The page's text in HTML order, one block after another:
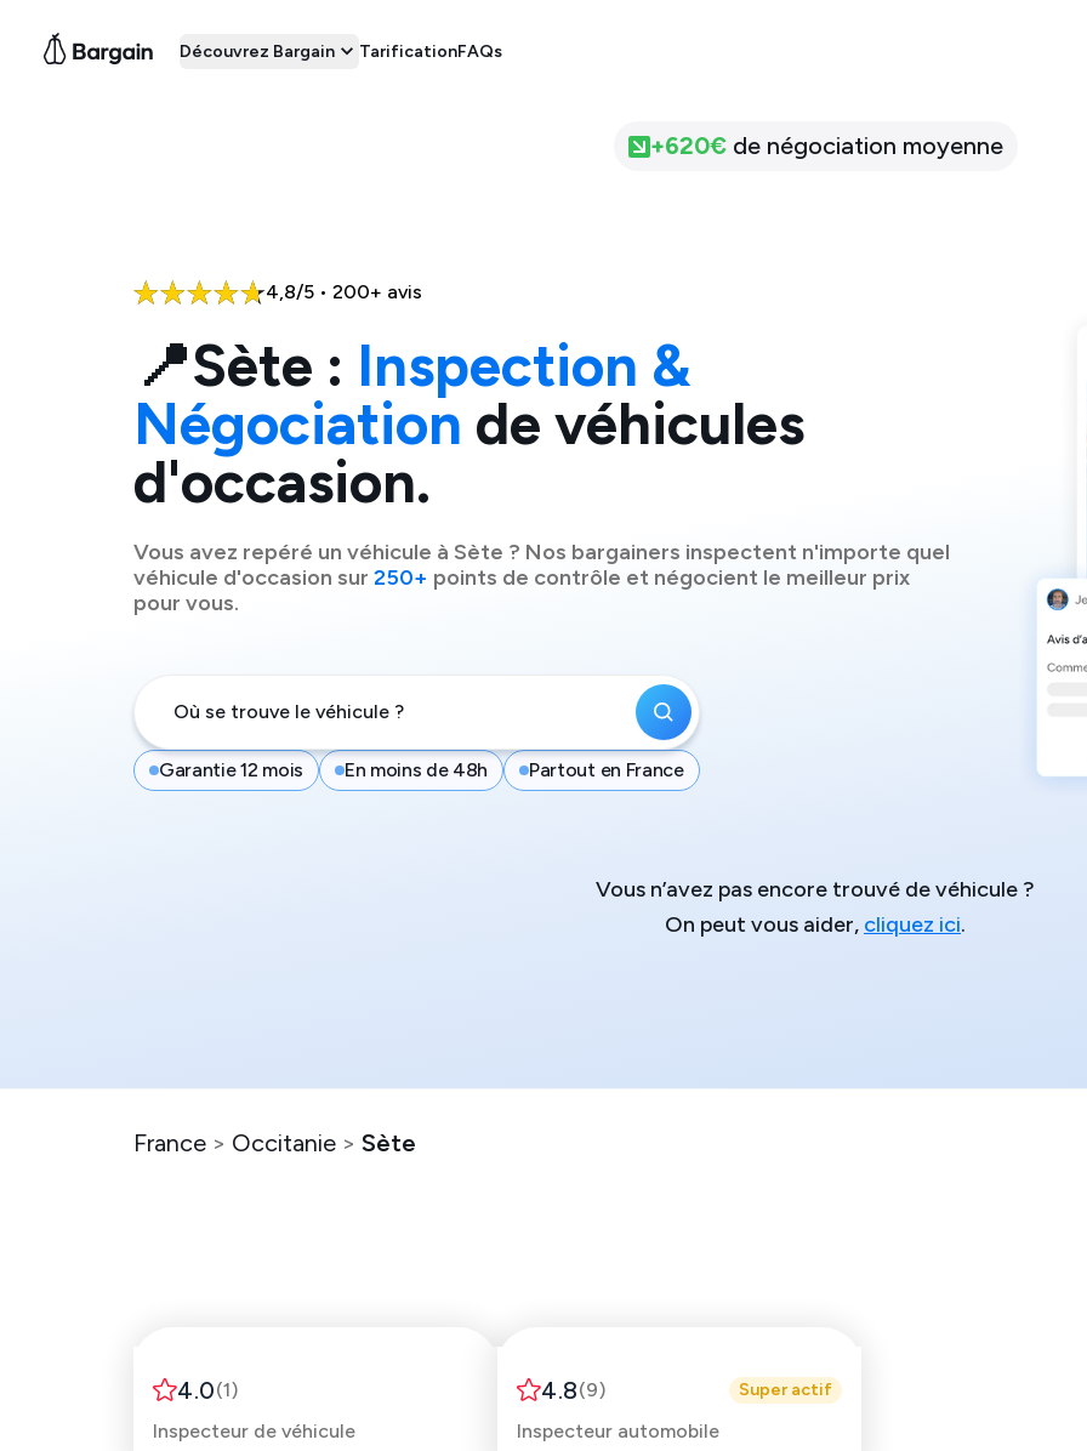
Découvrez Bargain TarificationFAQs
+620€ de négociation moyenne
4,8/5 • 200+ avis
📍Sète : Inspection &
Négociation de véhicules
d'occasion.
Vous avez repéré un véhicule à Sète ? Nos bargainers inspectent n'importe quel
véhicule d'occasion sur 250+ points de contrôle et négocient le meilleur prix
pour vous.
Garantie 12 mois En moins de 48h Partout en France
Vous n’avez pas encore trouvé de véhicule ?
On peut vous aider, cliquez ici.
France > Occitanie > Sète
4.0(1)
Inspecteur de véhicule
4.8(9) Super actif
Inspecteur automobile